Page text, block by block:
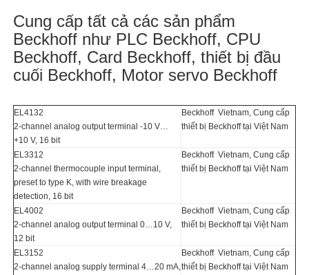
Cung cấp tất cả các sản phẩm
Beckhoff như PLC Beckhoff, CPU
Beckhoff, Card Beckhoff, thiết bị đầu
cuối Beckhoff, Motor servo Beckhoff
EL4132
2-channel analog output terminal -10 V…
+10 V, 16 bit
Beckhoff Vietnam, Cung cấp
thiết bị Beckhoff tại Việt Nam
EL3312
2-channel thermocouple input terminal,
preset to type K, with wire breakage
detection, 16 bit
Beckhoff Vietnam, Cung cấp
thiết bị Beckhoff tại Việt Nam
EL4002
2-channel analog output terminal 0…10 V,
12 bit
Beckhoff Vietnam, Cung cấp
thiết bị Beckhoff tại Việt Nam
EL3152
2-channel analog supply terminal 4…20 mA,
Beckhoff Vietnam, Cung cấp
thiết bị Beckhoff tại Việt Nam